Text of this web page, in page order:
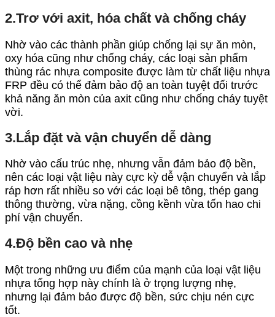
2.Trơ với axit, hóa chất và chống cháy
Nhờ vào các thành phần giúp chống lại sự ăn mòn,
oxy hóa cũng như chống cháy, các loại sản phẩm
thùng rác nhựa composite được làm từ chất liệu nhựa
FRP đều có thể đảm bảo độ an toàn tuyệt đối trước
khả năng ăn mòn của axit cũng như chống cháy tuyệt
vời.
3.Lắp đặt và vận chuyển dễ dàng
Nhờ vào cấu trúc nhẹ, nhưng vẫn đảm bảo độ bền,
nên các loại vật liệu này cực kỳ dễ vận chuyển và lắp
ráp hơn rất nhiều so với các loại bê tông, thép gang
thông thường, vừa nặng, cồng kềnh vừa tốn hao chi
phí vận chuyển.
4.Độ bền cao và nhẹ
Một trong những ưu điểm của mạnh của loại vật liệu
nhựa tổng hợp này chính là ở trọng lượng nhẹ,
nhưng lại đảm bảo được độ bền, sức chịu nén cực
tốt.